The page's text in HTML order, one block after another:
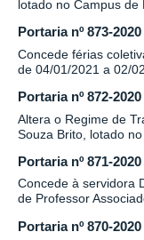
lotado no Campus de
Portaria nº 873-
Concede férias
de 04/01/2021 a 02/
Portaria nº 872-
Altera o Regime de
Souza Brito, lotado
Portaria nº 871-
Concede à servidora
de Professor
Portaria nº 870-